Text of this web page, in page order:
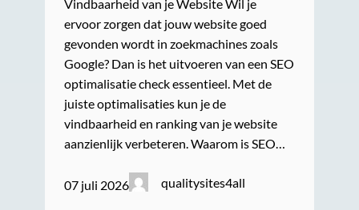
Vindbaarheid van je Website Wil je
ervoor zorgen dat jouw website goed
gevonden wordt in zoekmachines zoals
Google? Dan is het uitvoeren van een SEO
optimalisatie check essentieel. Met de
juiste optimalisaties kun je de
vindbaarheid en ranking van je website
aanzienlijk verbeteren. Waarom is SEO…
07 juli 2026 qualitysites4all